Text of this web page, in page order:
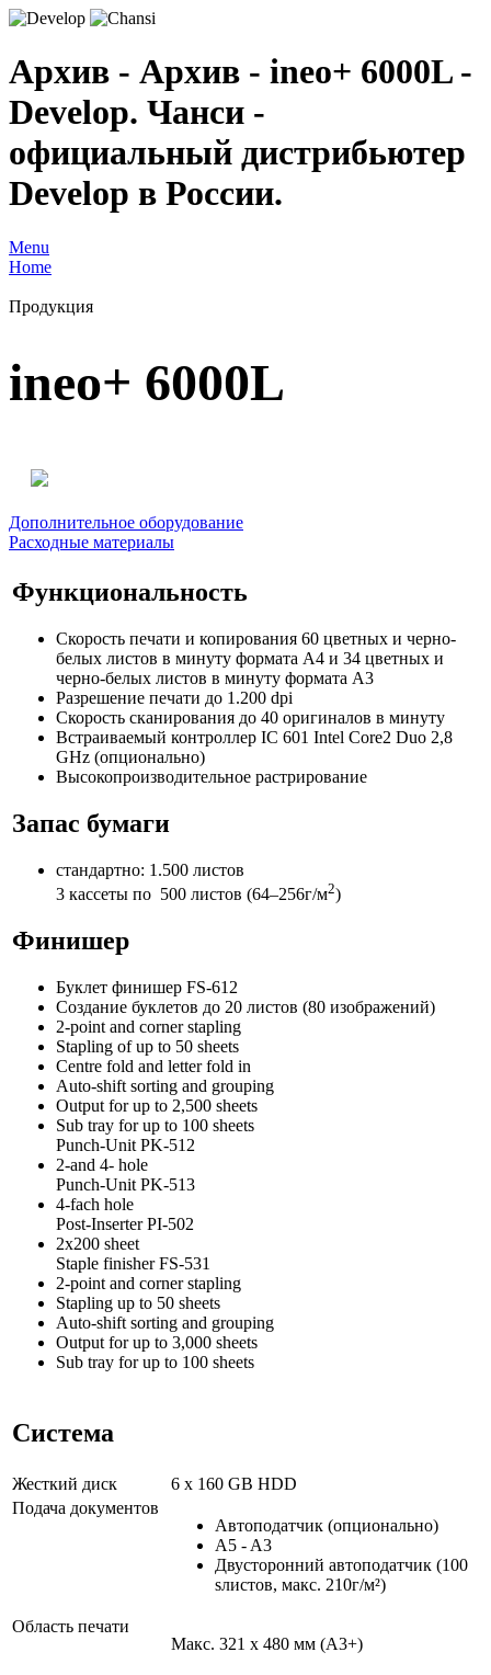
Архив - Архив - ineo+ 6000L -
Develop. Чанси -
официальный дистрибьютер
Develop в России.
Menu
Home
Продукция
ineo+ 6000L
Дополнительное оборудование
Расходные материалы
Функциональность
Скорость печати и копирования 60 цветных и черно-
белых листов в минуту формата А4 и 34 цветных и
черно-белых листов в минуту формата А3
Разрешение печати до 1.200 dpi
Скорость сканирования до 40 оригиналов в минуту
Встраиваемый контроллер IC 601 Intel Core2 Duo 2,8
GHz (опционально)
Высокопроизводительное растрирование
Запас бумаги
стандартно: 1.500 листов
3 кассеты по 500 листов (64–256г/м2)
Финишер
Буклет финишер FS-612
Создание буклетов до 20 листов (80 изображений)
2-point and corner stapling
Stapling of up to 50 sheets
Centre fold and letter fold in
Auto-shift sorting and grouping
Output for up to 2,500 sheets
Sub tray for up to 100 sheets
Punch-Unit PK-512
2-and 4- hole
Punch-Unit PK-513
4-fach hole
Post-Inserter PI-502
2x200 sheet
Staple finisher FS-531
2-point and corner stapling
Stapling up to 50 sheets
Auto-shift sorting and grouping
Output for up to 3,000 sheets
Sub tray for up to 100 sheets
Система
Жесткий диск
6 x 160 GB HDD
Подача документов
Автоподатчик (опционально)
A5 - A3
Двусторонний автоподатчик (100
sлистов, макс. 210г/м²)
Область печати
Макс. 321 x 480 мм (A3+)